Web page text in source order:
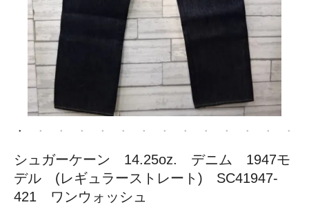
シュガーケーン 14.25oz. デニム 1947モ
デル (レギュラーストレート) SC41947-
421 ワンウォッシュ